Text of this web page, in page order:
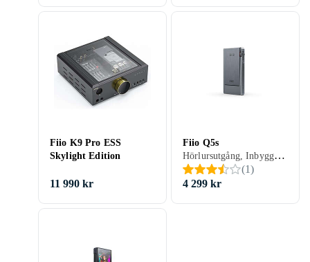
Fiio K9 Pro ESS
Skylight Edition
11 990 kr
Fiio Q5s
Hörlursutgång, Inbyggd D/A-omvandlare, USB-kontakt
(1)
4 299 kr